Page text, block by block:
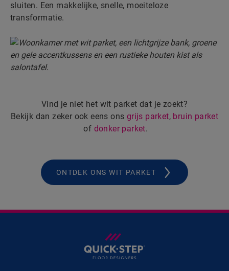
sluiten. Een makkelijke, snelle, moeiteloze
transformatie.
Vind je niet het wit parket dat je zoekt?
Bekijk dan zeker ook eens ons grijs parket, bruin parket
of donker parket.
ONTDEK ONS WIT PARKET